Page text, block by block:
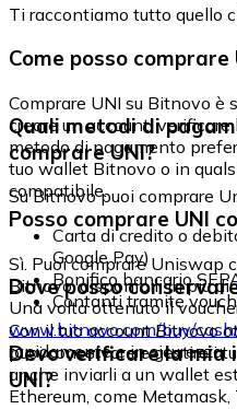
Ti raccontiamo tutto quello
Come posso
Comprare UNI su Bitnovo è
creare un account,
metodo di pagamento
tuo wallet Bitnovo o in
compatibile.
Quali metodi di
comprare UNI?
Su Bitnovo puoi comprare
Carta di credito o
Google Pay)
Bonifico bancario
Contanti tramite
Posso comprare UNI
Sì. Puoi comprare Uniswap
Bitnovo, disponibili in più di
Una volta ottenuto il
www.bitnovo.com/buy/
rapidamente e in sicurezza.
Dove posso
Con il tuo account Bitnovo
puoi conservare e gestire i
anche inviarli a un wallet
Ethereum, come
Devo verificare la
UNI?